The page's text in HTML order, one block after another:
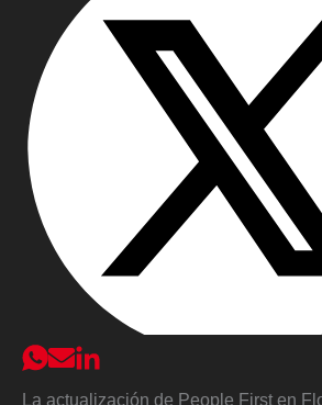
La actualización de People First en